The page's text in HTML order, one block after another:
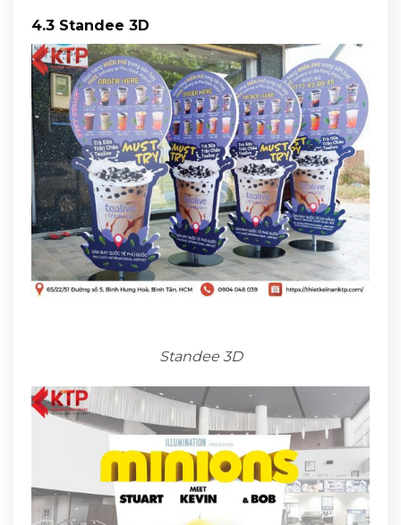
4.3 Standee 3D
Standee 3D